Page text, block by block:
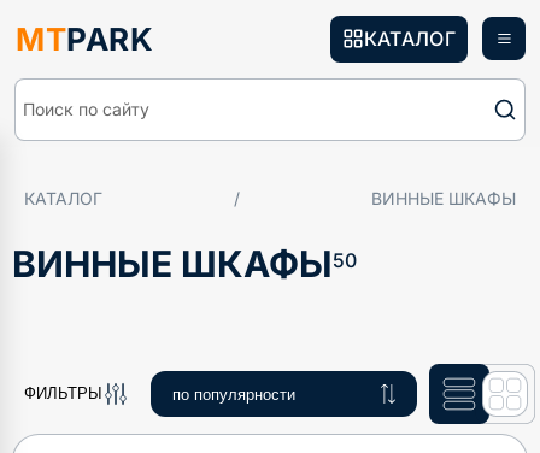
MTPARK
Поиск по сайту
КАТАЛОГ
КАТАЛОГ / ВИННЫЕ ШКАФЫ
ВИННЫЕ ШКАФЫ50
ФИЛЬТРЫ